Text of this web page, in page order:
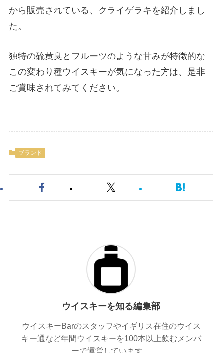
から販売されている、クライゲラキを紹介しまし
た。
独特の硫黄臭とフルーツのような甘みが特徴的な
この変わり種ウイスキーが気になった方は、是非
ご賞味されてみてください。
ブランド
ウイスキーを知る編集部
ウイスキーBarのスタッフやイギリス在住のウイス
キー通など年間ウイスキーを100本以上飲むメンバ
ーで運営しています。